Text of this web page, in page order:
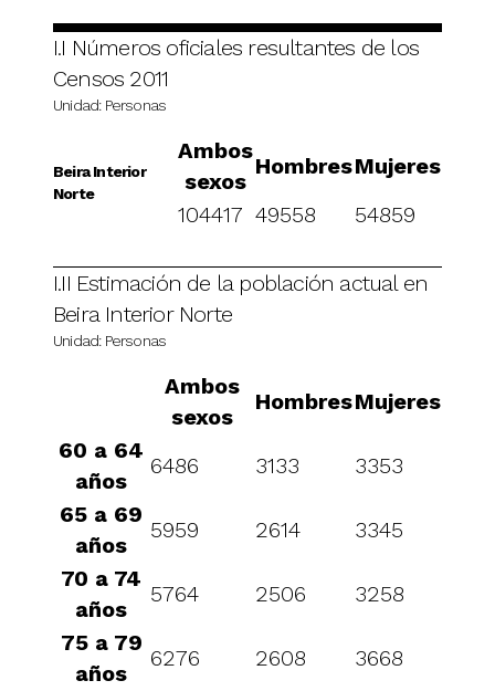
I.I Números oficiales resultantes de los
Censos 2011
Unidad: Personas
Beira Interior
Norte
Ambos
sexos
HombresMujeres
104417 49558 54859
I.II Estimación de la población actual en
Beira Interior Norte
Unidad: Personas
Ambos
sexos
HombresMujeres
60 a 64
años
6486 3133
3353
65 a 69
años
5959 2614
3345
70 a 74
años
5764 2506
3258
75 a 79
años
6276 2608
3668